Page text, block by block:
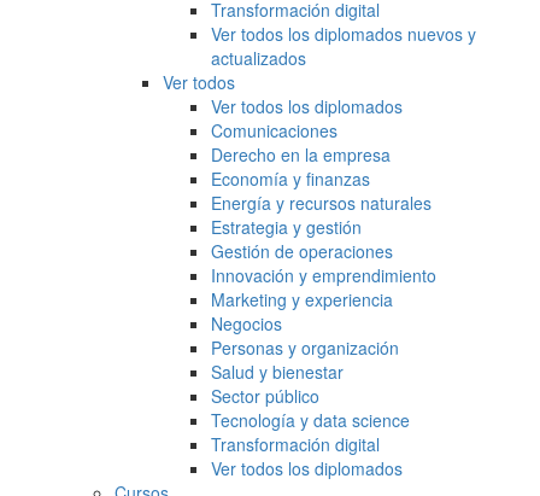
Transformación digital
Ver todos los diplomados nuevos y
actualizados
Ver todos
Ver todos los diplomados
Comunicaciones
Derecho en la empresa
Economía y finanzas
Energía y recursos naturales
Estrategia y gestión
Gestión de operaciones
Innovación y emprendimiento
Marketing y experiencia
Negocios
Personas y organización
Salud y bienestar
Sector público
Tecnología y data science
Transformación digital
Ver todos los diplomados